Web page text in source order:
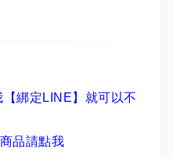
綁定LINE】 就可以不
品請點我